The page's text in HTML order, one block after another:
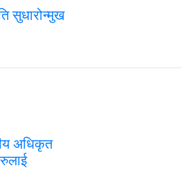
सुधारोन्मुख
अधिकृत